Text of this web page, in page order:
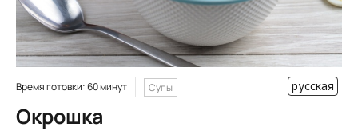
Время готовки: 60 минут Супы русская
Окрошка